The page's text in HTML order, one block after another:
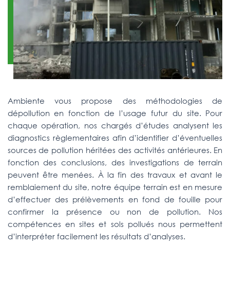
Ambiente vous propose des méthodologies de
dépollution en fonction de l’usage futur du site. Pour
chaque opération, nos chargés d’études analysent les
diagnostics règlementaires afin d’identifier d’éventuelles
sources de pollution héritées des activités antérieures. En
fonction des conclusions, des investigations de terrain
peuvent être menées. À la fin des travaux et avant le
remblaiement du site, notre équipe terrain est en mesure
d’effectuer des prélèvements en fond de fouille pour
confirmer la présence ou non de pollution. Nos
compétences en sites et sols pollués nous permettent
d’interpréter facilement les résultats d’analyses.